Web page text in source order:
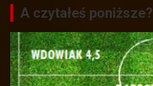
A czytałeś poniższe?